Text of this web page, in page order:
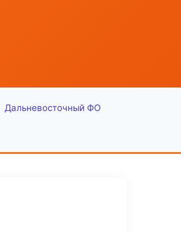
Дальневосточный ФО